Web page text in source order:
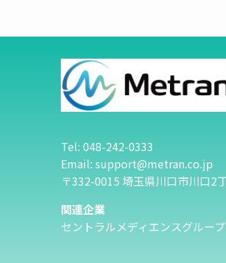
Tel: 048-242-0333
Email: support@metran.co.jp
〒332-0015 埼玉県川口市川口2
関連企業
セントラルメディエンスグループ